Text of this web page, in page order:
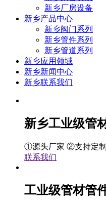
新乡厂房设备
新乡产品中心
新乡阀门系列
新乡管件系列
新乡管道系列
新乡应用领域
新乡新闻中心
新乡联系我们
新乡工业级管
①源头厂家 ②支持定
联系我们
工业级管材管